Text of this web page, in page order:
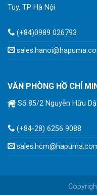
Tuy, TP Hà Nội
(+84)0989 026793
VĂN PHÒNG HỒ CHÍ
Số 85/2 Nguyễn Hữu
(+84-28) 6256 9088